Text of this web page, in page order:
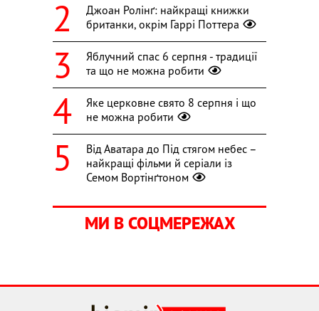
Джоан Ролінґ: найкращі книжки
британки, окрім Гаррі Поттера
Яблучний спас 6 серпня - традиції
та що не можна робити
Яке церковне свято 8 серпня і що
не можна робити
Від Аватара до Під стягом небес –
найкращі фільми й серіали із
Семом Вортінґтоном
МИ В СОЦМЕРЕЖАХ